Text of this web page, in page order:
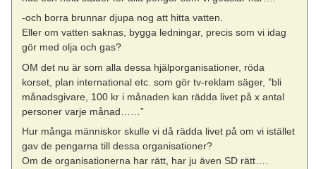
-och borra brunnar djupa nog att hitta vatten.
Eller om vatten saknas, bygga ledningar, precis som vi idag
gör med olja och gas?
OM det nu är som alla dessa hjälporganisationer, röda
korset, plan international etc. som gör tv-reklam säger, ”bli
månadsgivare, 100 kr i månaden kan rädda livet på x antal
personer varje månad……”
Hur många människor skulle vi då rädda livet på om vi istället
gav de pengarna till dessa organisationer?
Om de organisationerna har rätt, har ju även SD rätt….